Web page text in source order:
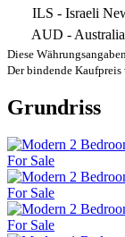
ILS - Israeli
AUD -
Diese
Der bindende
Grundriss